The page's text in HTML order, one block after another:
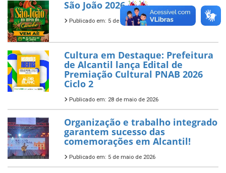
São João 2026
Publicado em: 5 de junho de 2026
Cultura em Destaque: Prefeitura
de Alcantil lança Edital de
Premiação Cultural PNAB 2026
Ciclo 2
Publicado em: 28 de maio de 2026
Organização e trabalho integrado
garantem sucesso das
comemorações em Alcantil!
Publicado em: 5 de maio de 2026